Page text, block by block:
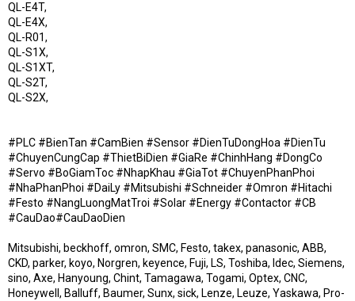
QL-E4T,
QL-E4X,
QL-R01,
QL-S1X,
QL-S1XT,
QL-S2T,
QL-S2X,
#PLC #BienTan #CamBien #Sensor #DienTuDongHoa #DienTu
#ChuyenCungCap #ThietBiDien #GiaRe #ChinhHang #DongCo
#Servo #BoGiamToc #NhapKhau #GiaTot #ChuyenPhanPhoi
#NhaPhanPhoi #DaiLy #Mitsubishi #Schneider #Omron #Hitachi
#Festo #NangLuongMatTroi #Solar #Energy #Contactor #CB
#CauDao#CauDaoDien
Mitsubishi, beckhoff, omron, SMC, Festo, takex, panasonic, ABB,
CKD, parker, koyo, Norgren, keyence, Fuji, LS, Toshiba, Idec, Siemens,
sino, Axe, Hanyoung, Chint, Tamagawa, Togami, Optex, CNC,
Honeywell, Balluff, Baumer, Sunx, sick, Lenze, Leuze, Yaskawa, Pro-